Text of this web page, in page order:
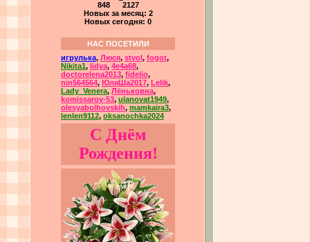
848 2127
Новых за месяц: 2
Новых сегодня: 0
НАС ПОСЕТИЛИ
игрулька, Люся, stvol , fogot,
Nikita1, lidya, 4e4a68,
doctorelena2013, fidelio,
nin564564, ЮляШа2017, Lelik,
Lady_Venera, Лёньковна,
komissarov-53, ulanovat1949,
olesyabolhovskih, mamkaira3,
lenlen9112, oksanochka2024
С Днём
Рождения!